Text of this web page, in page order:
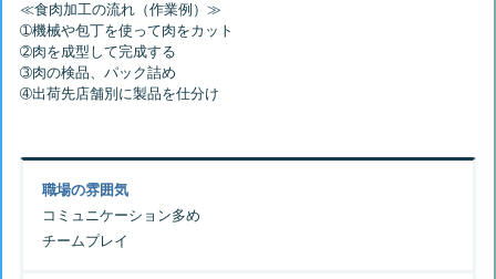
≪食肉加工の流れ（作業例）≫
➀機械や包丁を使って肉をカット
➁肉を成型して完成する
➂肉の検品、パック詰め
職場の雰囲気
コミュニケーション多め
チームプレイ